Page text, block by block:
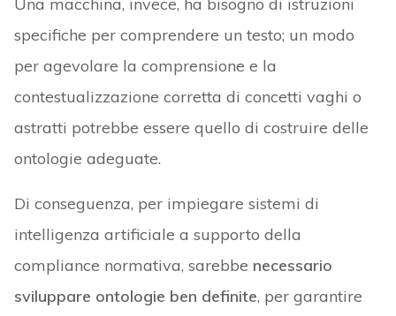
specifiche per comprendere un testo; un modo
per agevolare la comprensione e la
contestualizzazione corretta di concetti vaghi o
astratti potrebbe essere quello di costruire delle
ontologie adeguate.
Di conseguenza, per impiegare sistemi di
intelligenza artificiale a supporto della
compliance normativa, sarebbe necessario
sviluppare ontologie ben definite, per garantire